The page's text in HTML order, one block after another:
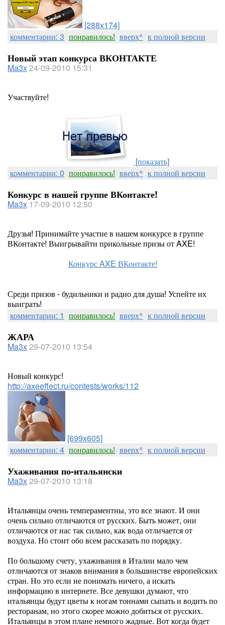
[288x174]
комментарии: 3 понравилось! вверх^ к полной версии
Новый этап конкурса ВКОНТАКТЕ
Ma3x24-09-2010 15:31
Участвуйте!
[показать]
комментарии: 0 понравилось! вверх^ к полной версии
Конкурс в нашей группе ВКонтакте!
Ma3x 17-09-2010 12:50
Друзья! Принимайте участие в нашем конкурсе в группе
ВКонтакте! Выигрывайти прикольные призы от AXE!
Конкурс AXE ВКонтакте!
Среди призов - будильники и радио для душа! Успейте их
выиграть!
комментарии: 1 понравилось! вверх^ к полной версии
ЖАРА
Ma3x29-07-2010 13:54
Новый конкурс!
http://axeeffect.ru/contests/works/112
[699x605]
комментарии: 4 понравилось! вверх^ к полной версии
Ухаживания по-итальянски
Ma3x29-07-2010 13:18
Итальянцы очень темпераментны, это все знают. И они
очень сильно отличаются от русских. Быть может, они
отличаются от нас так сильно, как вода отличается от
воздуха. Но стоит обо всем рассказать по порядку.
По большому счету, ухаживания в Италии мало чем
отличаются от знаков внимания в большинстве европейских
стран. Но это если не понимать ничего, а искать
информацию в интернете. Все девушки думают, что
итальянцы будут цветы к ногам тоннами сыпать и водить по
ресторанам, но этого скорее можно добиться от русских.
Итальянцы в этом плане немного жадные. Вот когда будет